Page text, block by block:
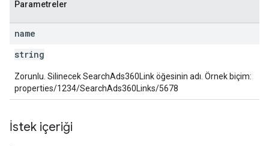
Parametreler
name
string
Zorunlu. Silinecek SearchAds360Link öğesinin adı. Örnek biçim:
properties/1234/SearchAds360Links/5678
İstek içeriği